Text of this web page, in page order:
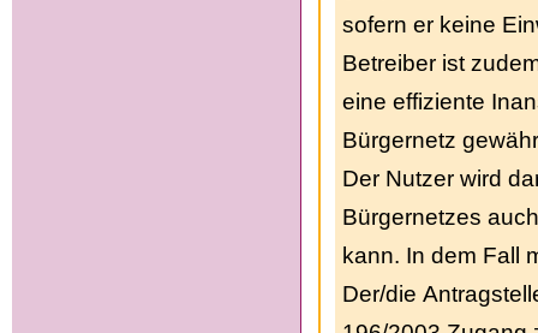
sofern er keine
Betreiber ist
eine effiziente
Bürgernetz
Der Nutzer wird
Bürgernetzes
kann. In dem Fall
Der/die